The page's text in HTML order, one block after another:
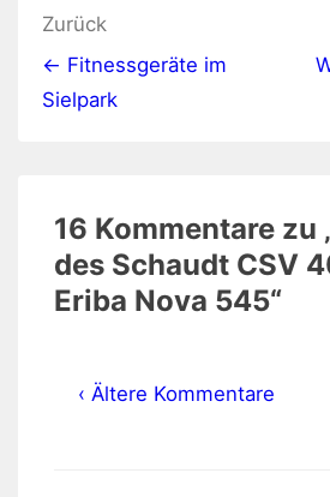
Zurück
← Fitnessgeräte im
Sielpark
16 Kommentare zu
des Schaudt CSV
Eriba Nova 545“
‹ Ältere Kommentare